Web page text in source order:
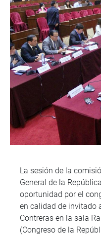
La sesión de la
General de la
oportunidad por el
en calidad de invitado
Contreras en la sala
(Congreso de la